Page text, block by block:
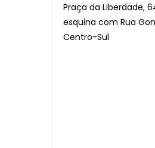
Praça da Liberdade,
esquina com Rua
Centro-Sul